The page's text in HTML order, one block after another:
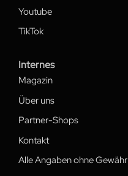
Youtube
TikTok
Internes
Magazin
Über uns
Partner-Shops
Kontakt
Alle Angaben ohne Gewähr